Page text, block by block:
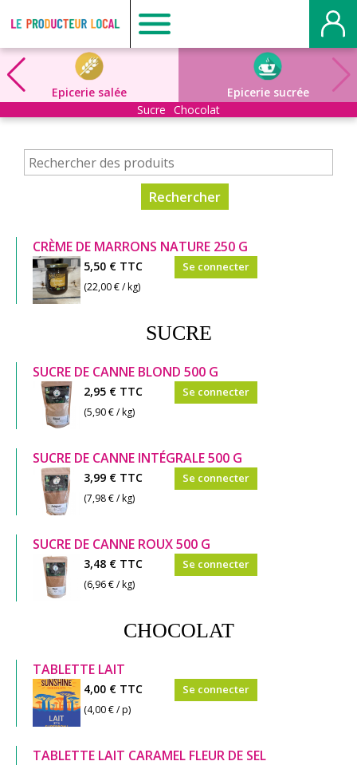
Producteur
-
Mont
Saint
Aignan
Epicerie salée
Epicerie sucrée
Sucre Chocolat
CRÈME DE MARRONS NATURE 250 G
5,50 € TTC
(22,00 € / kg)
Se connecter
SUCRE
SUCRE DE CANNE BLOND 500 G
2,95 € TTC
(5,90 € / kg)
Se connecter
SUCRE DE CANNE INTÉGRALE 500 G
3,99 € TTC
(7,98 € / kg)
Se connecter
SUCRE DE CANNE ROUX 500 G
3,48 € TTC
(6,96 € / kg)
Se connecter
CHOCOLAT
TABLETTE LAIT
4,00 € TTC
(4,00 € / p)
Se connecter
TABLETTE LAIT CARAMEL FLEUR DE SEL